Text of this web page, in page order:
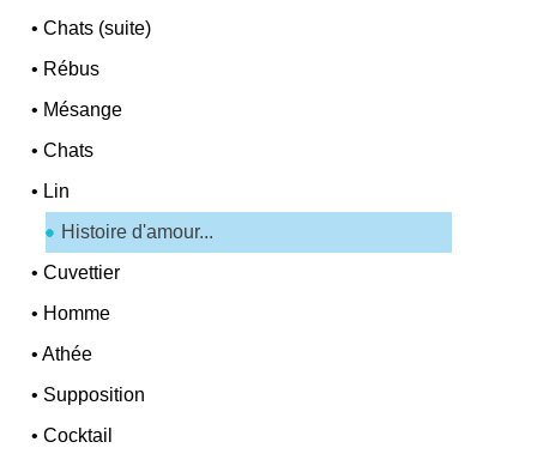
•Chats (suite)
• Rébus
• Mésange
•Chats
• Lin
Histoire d'amour...
•Cuvettier
• Homme
•Athée
• Supposition
•Cocktail